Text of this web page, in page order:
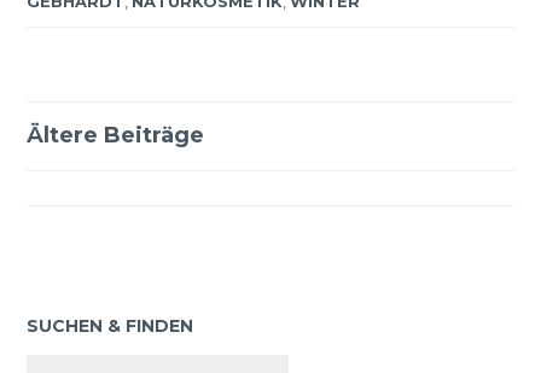
Ältere Beiträge
SUCHEN & FINDEN